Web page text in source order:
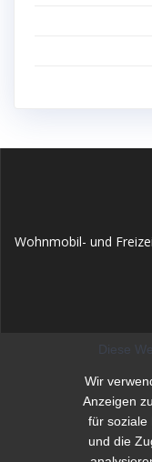
Wohnmobil- und
Diese
Wir
Anzeigen
für soziale
und die